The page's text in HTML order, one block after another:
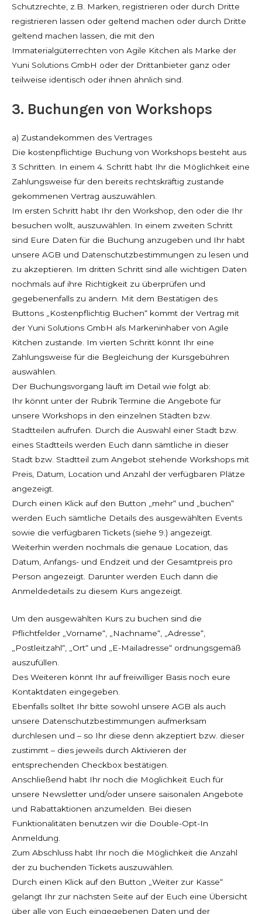
Schutzrechte, z.B. Marken, registrieren oder durch Dritte
registrieren lassen oder geltend machen oder durch Dritte
geltend machen lassen, die mit den
Immaterialgüterrechten von Agile Kitchen als Marke der
Yuni Solutions GmbH oder der Drittanbieter ganz oder
teilweise identisch oder ihnen ähnlich sind.
3. Buchungen von Workshops
a) Zustandekommen des Vertrages
Die kostenpflichtige Buchung von Workshops besteht aus
3 Schritten. In einem 4. Schritt habt Ihr die Möglichkeit eine
Zahlungsweise für den bereits rechtskräftig zustande
gekommenen Vertrag auszuwählen.
Im ersten Schritt habt Ihr den Workshop, den oder die Ihr
besuchen wollt, auszuwählen. In einem zweiten Schritt
sind Eure Daten für die Buchung anzugeben und Ihr habt
unsere AGB und Datenschutzbestimmungen zu lesen und
zu akzeptieren. Im dritten Schritt sind alle wichtigen Daten
nochmals auf ihre Richtigkeit zu überprüfen und
gegebenenfalls zu ändern. Mit dem Bestätigen des
Buttons „Kostenpflichtig Buchen“ kommt der Vertrag mit
der Yuni Solutions GmbH als Markeninhaber von Agile
Kitchen zustande. Im vierten Schritt könnt Ihr eine
Zahlungsweise für die Begleichung der Kursgebühren
auswählen.
Der Buchungsvorgang läuft im Detail wie folgt ab:
Ihr könnt unter der Rubrik Termine die Angebote für
unsere Workshops in den einzelnen Städten bzw.
Stadtteilen aufrufen. Durch die Auswahl einer Stadt bzw.
eines Stadtteils werden Euch dann sämtliche in dieser
Stadt bzw. Stadtteil zum Angebot stehende Workshops mit
Preis, Datum, Location und Anzahl der verfügbaren Plätze
angezeigt.
Durch einen Klick auf den Button „mehr“ und „buchen“
werden Euch sämtliche Details des ausgewählten Events
sowie die verfügbaren Tickets (siehe 9.) angezeigt.
Weiterhin werden nochmals die genaue Location, das
Datum, Anfangs- und Endzeit und der Gesamtpreis pro
Person angezeigt. Darunter werden Euch dann die
Anmeldedetails zu diesem Kurs angezeigt.
Um den ausgewählten Kurs zu buchen sind die
Pflichtfelder „Vorname“, „Nachname“, „Adresse“,
„Postleitzahl“, „Ort“ und „E-Mailadresse“ ordnungsgemäß
auszufüllen.
Des Weiteren könnt Ihr auf freiwilliger Basis noch eure
Kontaktdaten eingegeben.
Ebenfalls solltet Ihr bitte sowohl unsere AGB als auch
unsere Datenschutzbestimmungen aufmerksam
durchlesen und – so Ihr diese denn akzeptiert bzw. dieser
zustimmt – dies jeweils durch Aktivieren der
entsprechenden Checkbox bestätigen.
Anschließend habt Ihr noch die Möglichkeit Euch für
unsere Newsletter und/oder unsere saisonalen Angebote
und Rabattaktionen anzumelden. Bei diesen
Funktionalitäten benutzen wir die Double-Opt-In
Anmeldung.
Zum Abschluss habt Ihr noch die Möglichkeit die Anzahl
der zu buchenden Tickets auszuwählen.
Durch einen Klick auf den Button „Weiter zur Kasse“
gelangt Ihr zur nächsten Seite auf der Euch eine Übersicht
über alle von Euch eingegebenen Daten und der